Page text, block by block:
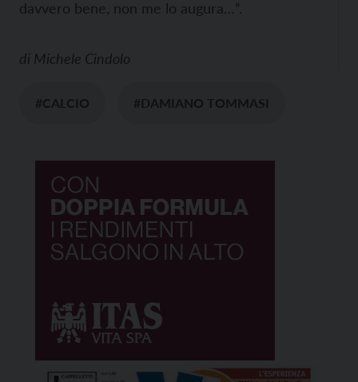
davvero bene, non me lo augura…”.
di Michele Cindolo
#CALCIO #DAMIANO TOMMASI